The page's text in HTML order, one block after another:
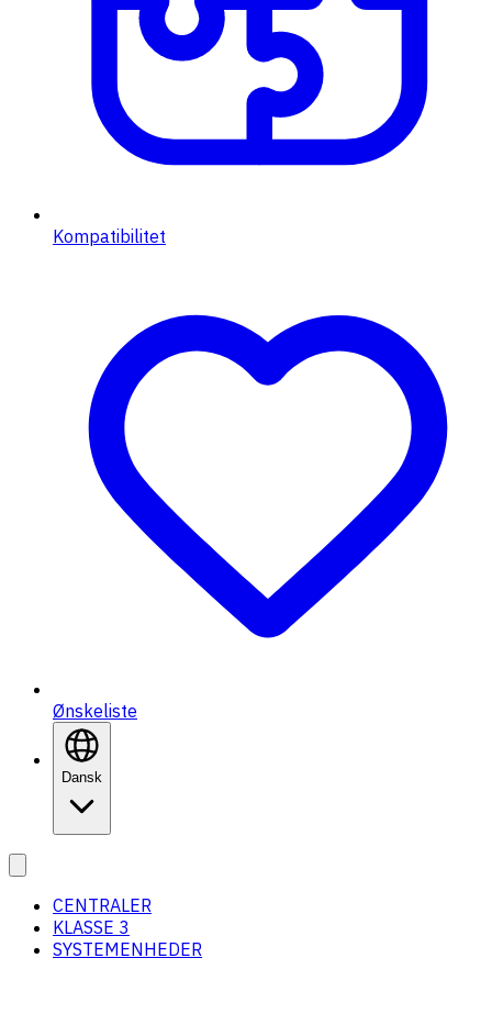
Kompatibilitet
Ønskeliste
Dansk
CENTRALER
KLASSE 3
SYSTEMENHEDER